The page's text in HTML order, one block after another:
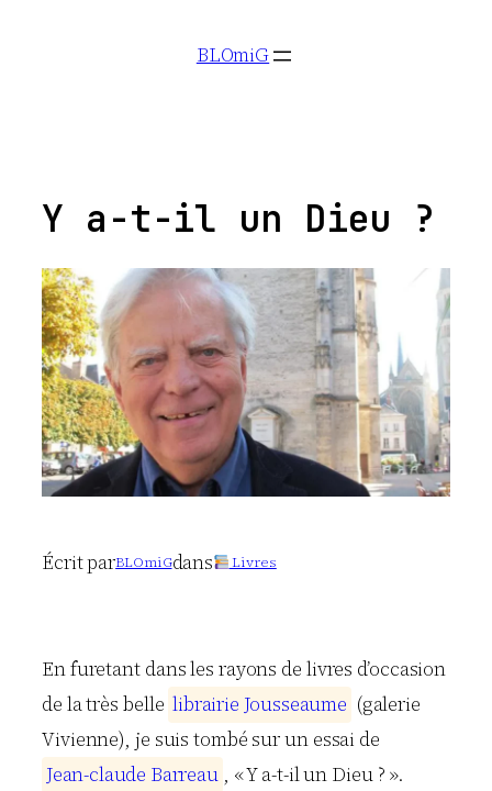
BLOmiG
Y a-t-il un Dieu ?
Écrit parBLOmiGdans Livres
En furetant dans les rayons de livres d’occasion
de la très belle librairie Jousseaume (galerie
Vivienne), je suis tombé sur un essai de
Jean-claude Barreau , « Y a-t-il un Dieu ? ».